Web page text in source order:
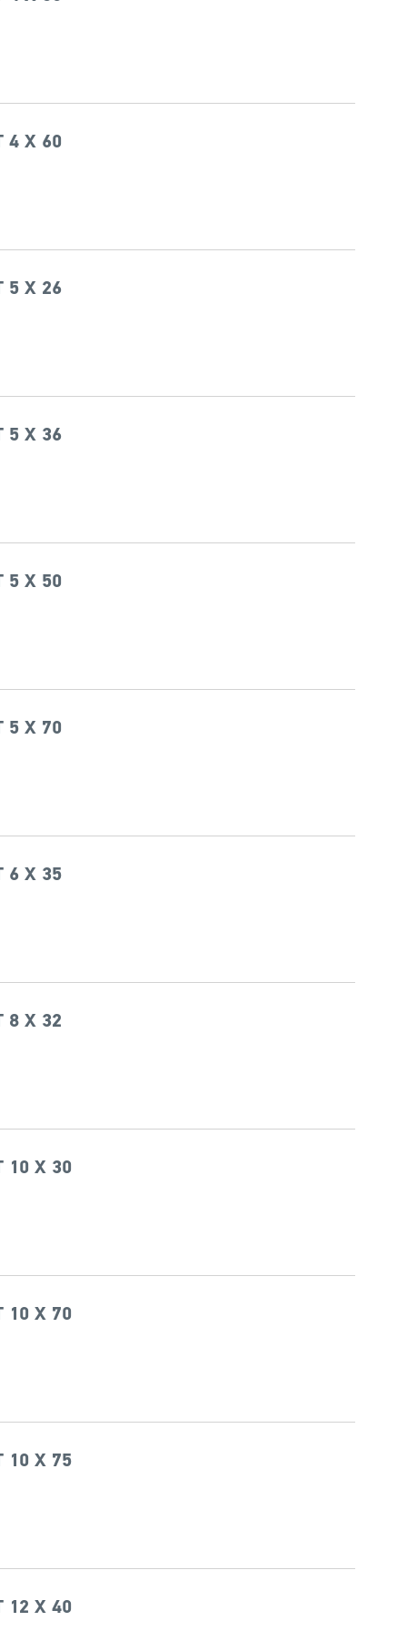
4 X 60
5 X 26
5 X 36
5 X 50
5 X 70
6 X 35
8 X 32
10 X 30
10 X 70
10 X 75
12 X 40